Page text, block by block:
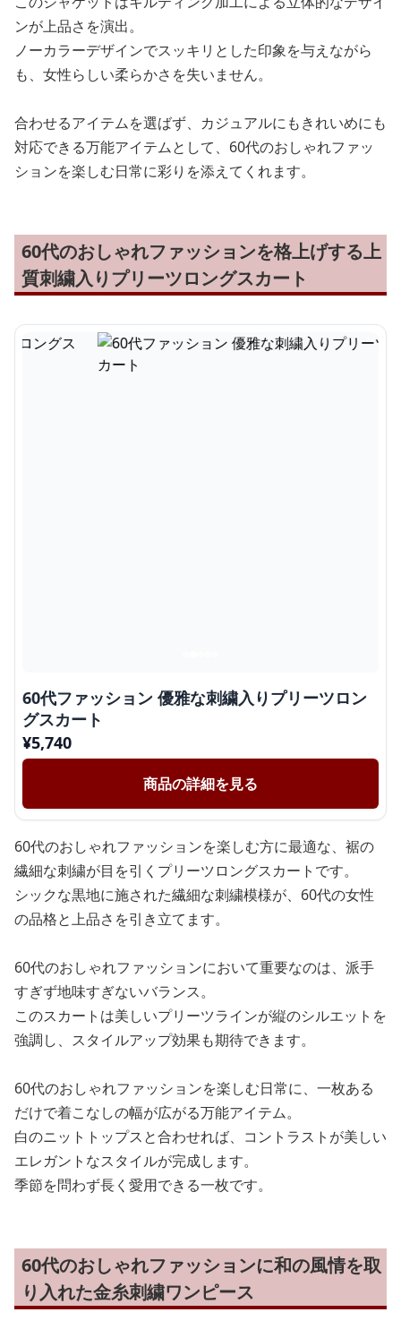
ンが上品さを演出。
ノーカラーデザインでスッキリとした印象を与えながら
も、女性らしい柔らかさを失いません。
合わせるアイテムを選ばず、カジュアルにもきれいめにも
対応できる万能アイテムとして、60代のおしゃれファッ
ションを楽しむ日常に彩りを添えてくれます。
60代のおしゃれファッションを格上げする上
質刺繍入りプリーツロングスカート
60代ファッション 優雅な刺繍入りプリーツロン
グスカート
¥5,740
商品の詳細を見る
60代のおしゃれファッションを楽しむ方に最適な、裾の
繊細な刺繍が目を引くプリーツロングスカートです。
シックな黒地に施された繊細な刺繍模様が、60代の女性
の品格と上品さを引き立てます。
60代のおしゃれファッションにおいて重要なのは、派手
すぎず地味すぎないバランス。
このスカートは美しいプリーツラインが縦のシルエットを
強調し、スタイルアップ効果も期待できます。
60代のおしゃれファッションを楽しむ日常に、一枚ある
だけで着こなしの幅が広がる万能アイテム。
白のニットトップスと合わせれば、コントラストが美しい
エレガントなスタイルが完成します。
季節を問わず長く愛用できる一枚です。
60代のおしゃれファッションに和の風情を取
り入れた金糸刺繍ワンピース